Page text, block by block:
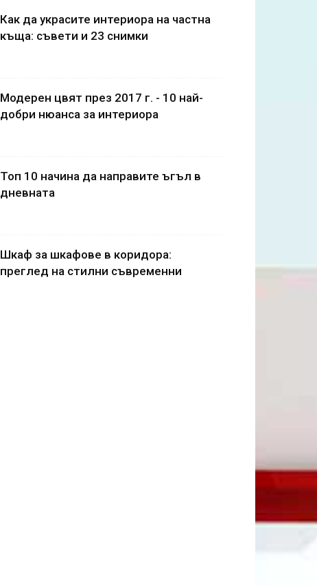
Как да украсите интериора на частна
къща: съвети и 23 снимки
Модерен цвят през 2017 г. - 10 най-
добри нюанса за интериора
Топ 10 начина да направите ъгъл в
дневната
Шкаф за шкафове в коридора:
преглед на стилни съвременни